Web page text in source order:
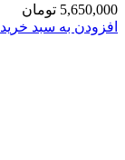
5,650,000 تومان
افزودن به سبد خرید